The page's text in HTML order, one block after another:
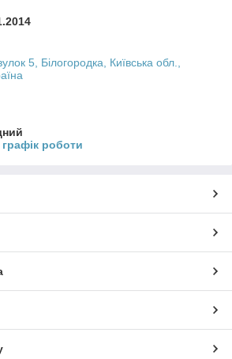
5, Білогородка, Київська обл.,
роботи